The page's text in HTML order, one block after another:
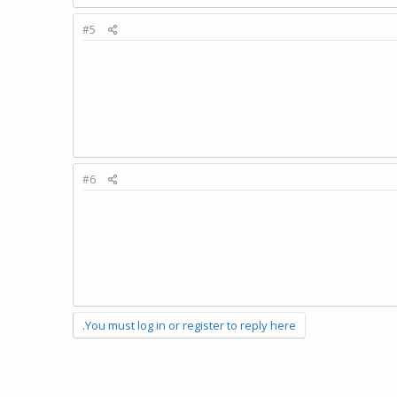
#5
#6
You must log in or register to reply here.